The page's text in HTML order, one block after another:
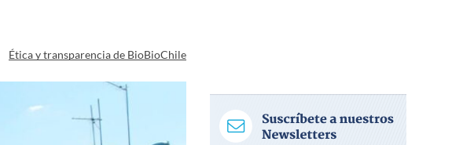
Ética y transparencia de BioBioChile